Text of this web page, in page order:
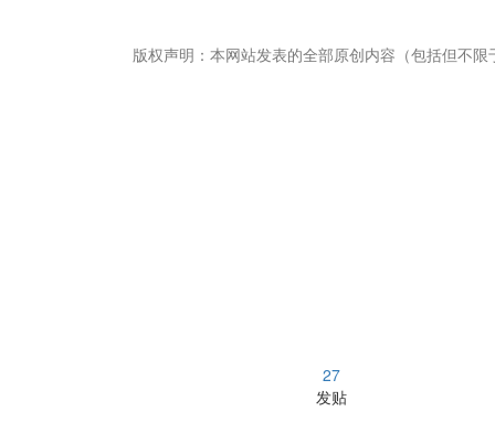
版权声明：本网站发表的全部原创内容（包括但不
27
发贴